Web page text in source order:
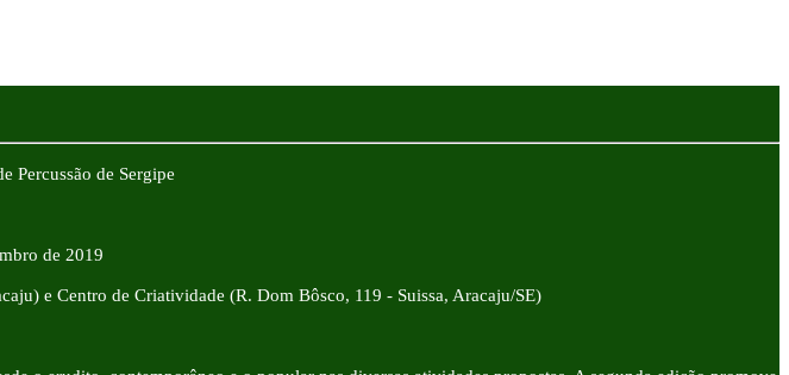
Percussão de Sergipe
de 2019
e Centro de Criatividade (R. Dom Bôsco, 119 - Suissa, Aracaju/SE)